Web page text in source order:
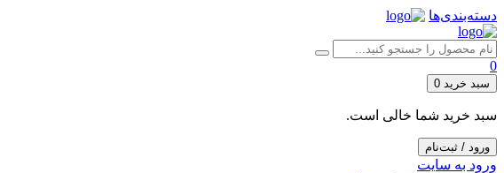
دسته‌بندی‌ها
0
سبد خرید 0
سبد خرید شما خالی است.
ورود / ثبت‌نام
ورود به سایت